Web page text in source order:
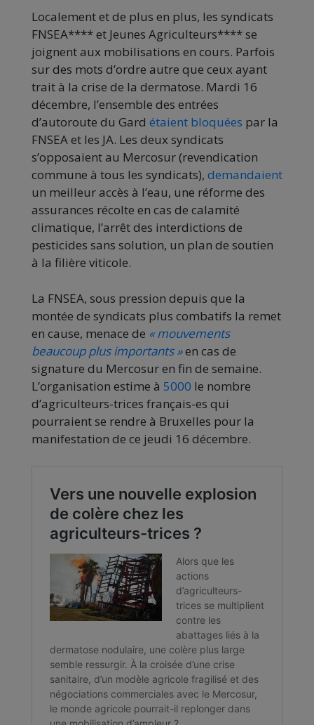
Localement et de plus en plus, les syndicats
FNSEA**** et Jeunes Agriculteurs**** se
joignent aux mobilisations en cours. Parfois
sur des mots d’ordre autre que ceux ayant
trait à la crise de la dermatose. Mardi 16
décembre, l’ensemble des entrées
d’autoroute du Gard étaient bloquées par la
FNSEA et les JA. Les deux syndicats
s’opposaient au Mercosur (revendication
commune à tous les syndicats), demandaient
un meilleur accès à l’eau, une réforme des
assurances récolte en cas de calamité
climatique, l’arrêt des interdictions de
pesticides sans solution, un plan de soutien
à la filière viticole.
La FNSEA, sous pression depuis que la
montée de syndicats plus combatifs la remet
en cause, menace de « mouvements
beaucoup plus importants »en cas de
signature du Mercosur en fin de semaine.
L’organisation estime à 5000 le nombre
d’agriculteurs-trices français-es qui
pourraient se rendre à Bruxelles pour la
manifestation de ce jeudi 16 décembre.